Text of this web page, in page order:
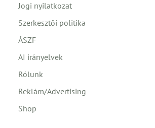
Jogi nyilatkozat
Szerkesztői politika
ÁSZF
AI irányelvek
Rólunk
Reklám/Advertising
Shop